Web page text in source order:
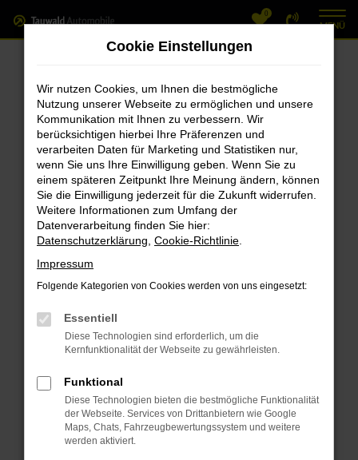
Zum
Hauptinhalt
0
MENÜ
Beim Laden ist ein Fehler aufgetreten.
Hier sind ein paar Tipps, die dir helfen können:
Überprüfe deine Firewall und deine
Internetverbindung.
Laden andere Webseiten, zum Beispiel
deine Suchmaschine?
Prüfe deine Browsererweiterungen.
Manche Erweiterungen, wie Werbeblocker,
können das Laden bestimmter Seiten
anderen Browser oder in einem privaten
Fenster?
Das kann manchmal helfen,
vorübergehende Probleme zu beheben.
Stelle sicher, dass dein Browser und dein
Cookie Einstellungen
Wir nutzen Cookies, um Ihnen die bestmögliche
Nutzung unserer Webseite zu ermöglichen und unsere
Kommunikation mit Ihnen zu verbessern. Wir
berücksichtigen hierbei Ihre Präferenzen und
verarbeiten Daten für Marketing und Statistiken nur,
wenn Sie uns Ihre Einwilligung geben. Wenn Sie zu
einem späteren Zeitpunkt Ihre Meinung ändern, können
Sie die Einwilligung jederzeit für die Zukunft widerrufen.
Weitere Informationen zum Umfang der
Datenverarbeitung finden Sie hier:
Datenschutzerklärung Cookie-Richtlinie
Impressum
Folgende Kategorien von Cookies werden von uns eingesetzt:
Essentiell
Diese Technologien sind erforderlich, um die
Kernfunktionalität der Webseite zu gewährleisten.
Funktional
Diese Technologien bieten die bestmögliche Funktionalität
der Webseite. Services von Drittanbietern wie Google
Maps, Chats, Fahrzeugbewertungssystem und weitere
werden aktiviert.